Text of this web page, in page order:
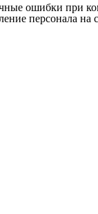
ошибки при
персонала